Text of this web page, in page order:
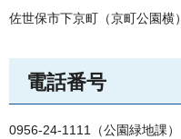
佐世保市下京町（京町公園横）
電話番号
0956-24-1111（公園緑地課）